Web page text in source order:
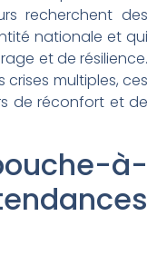
recherchent des
nationale et qui
et de résilience.
crises multiples, ces
de réconfort et de
à-